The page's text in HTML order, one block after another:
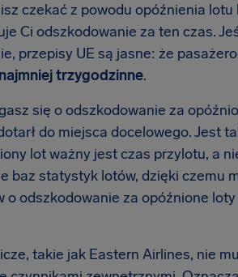
czekać z powodu opóźnienia
Ci odszkodowanie za ten czas.
przepisy UE są jasne: że
trzygodzinne.
się o odszkodowanie za
do miejsca docelowego. Jest
lot ważny jest czas przylotu, a
baz statystyk lotów, dzięki czemu
o odszkodowanie za opóźnione
takie jak Eastern Airlines, nie